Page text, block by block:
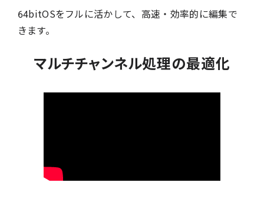
64bitOSをフルに活かして、高速・効率的に編集で
きます。
マルチチャンネル処理の最適化